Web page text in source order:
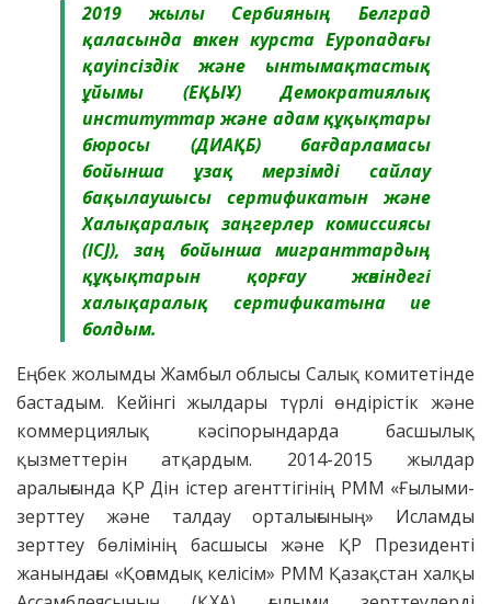
2019 жылы Сербияның Белград
қаласында өткен курста Еуропадағы
қауіпсіздік және ынтымақтастық
ұйымы (ЕҚЫҰ) Демократиялық
институттар және адам құқықтары
бюросы (ДИАҚБ) бағдарламасы
бойынша ұзақ мерзімді сайлау
бақылаушысы сертификатын және
Халықаралық заңгерлер комиссиясы
(ICJ), заң бойынша мигранттардың
құқықтарын қорғау жөніндегі
халықаралық сертификатына ие
болдым.
Еңбек жолымды Жамбыл облысы Салық комитетінде
бастадым. Кейінгі жылдары түрлі өндірістік және
коммерциялық кәсіпорындарда басшылық
қызметтерін атқардым. 2014-2015 жылдар
аралығында ҚР Дін істер агенттігінің РММ «Ғылыми-
зерттеу және талдау орталығының» Исламды
зерттеу бөлімінің басшысы және ҚР Президенті
жанындағы «Қоғамдық келісім» РММ Қазақстан халқы